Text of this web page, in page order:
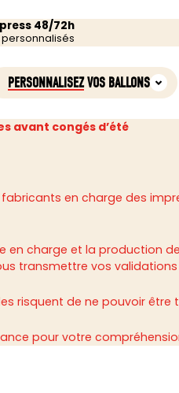
48/72h
PERSONNALISEZVOS BALLONS
avant congés d’été
en charge des
en charge et la production
transmettre vos validations
risquent de ne pouvoir être
pour votre